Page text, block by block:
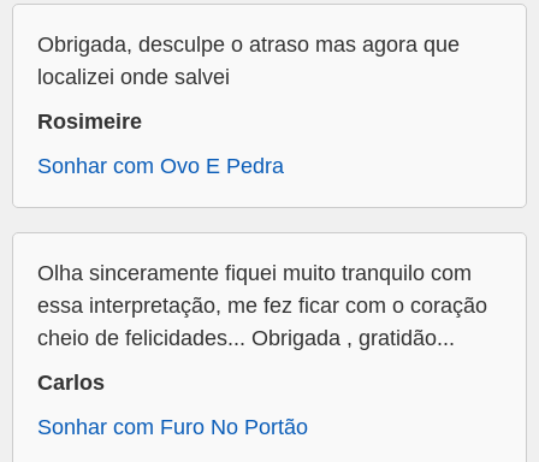
Obrigada, desculpe o atraso mas agora que
localizei onde salvei
Rosimeire
Sonhar com Ovo E Pedra
Olha sinceramente fiquei muito tranquilo com
essa interpretação, me fez ficar com o coração
cheio de felicidades... Obrigada , gratidão...
Carlos
Sonhar com Furo No Portão